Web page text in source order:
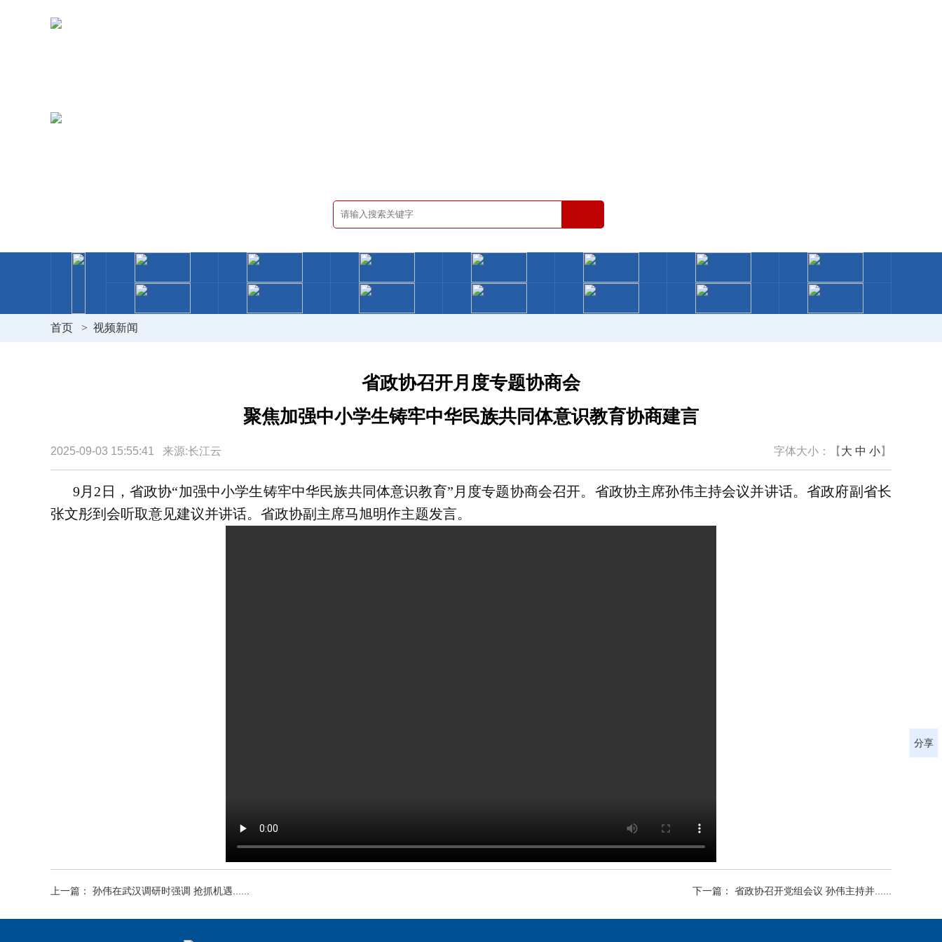
首页 > 视频新闻
省政协召开月度专题协商会
聚焦加强中小学生铸牢中华民族共同体意识教育协商建言
2025-09-03 15:55:41 来源:长江云 字体大小：【 大 中 小】
9月2日，省政协“加强中小学生铸牢中华民族共同体意识教育”月度专题协商会召开。省政协主席孙伟主持会议并讲话。省政府副省长
张文彤到会听取意见建议并讲话。省政协副主席马旭明作主题发言。
上一篇： 孙伟在武汉调研时强调 抢抓机遇...... 下一篇： 省政协召开党组会议 孙伟主持并......
分享